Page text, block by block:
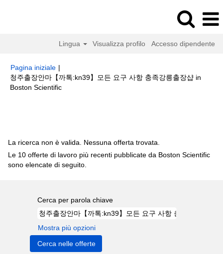
Lingua Visualizza profilo Accesso dipendente
Pagina iniziale |
청주출장안마【까톡:kn39】모든 요구 사항 충족강릉출장샵 in
Boston Scientific(pagina
La ricerca non è valida. Nessuna offerta trovata.
Le 10 offerte di lavoro più recenti pubblicate da Boston Scientific
sono elencate di seguito.
Cerca per parola chiave
Mostra più opzioni